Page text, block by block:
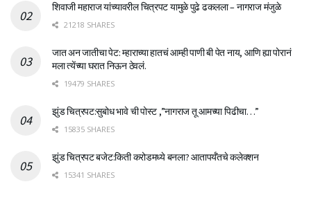
शिवाजी महाराज यांच्यावरील चित्रपट यामुळे पुढे ढकलला – नागराज मंजुळे
21218 SHARES
जात अन जातीचा पेट: म्हाराच्या हातचं आम्ही पाणी बी पेत नाय, आणि ह्या पोरानं
मला त्येंच्या घरात निऊन ठेवलं.
19479 SHARES
झुंड चित्रपट:सुबोध भावे ची पोस्ट ,”नागराज तू आमच्या पिढीचा…”
15835 SHARES
झुंड चित्रपट बजेट:किती करोडमध्ये बनला? आतापर्यँतचे कलेक्शन
15341 SHARES